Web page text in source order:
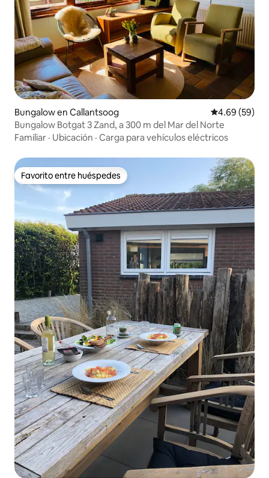
Bungalow en Callantsoog Calificación
4.69 (59)
Bungalow Botgat 3 Zand, a 300 m del Mar del Norte
Familiar · Ubicación · Carga para vehículos eléctricos
Favorito entre huéspedes
Favorito entre huéspedes